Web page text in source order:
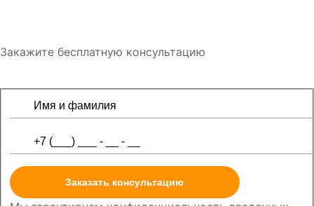
Закажите бесплатную консультацию
Заказать консультацию